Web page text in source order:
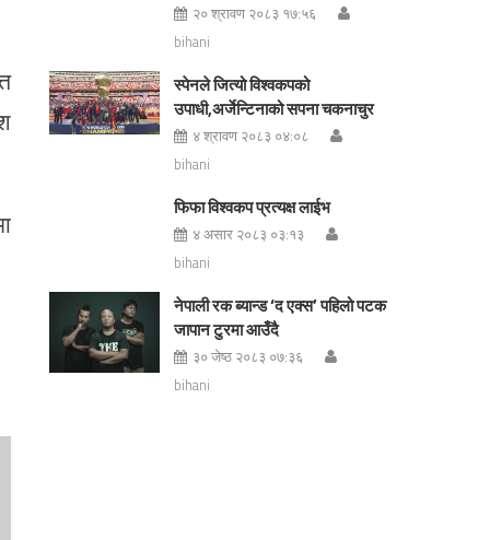
२० श्रावण २०८३ १७:५६
bihani
स्पेनले जित्यो विश्वकपको
उपाधी,अर्जेन्टिनाको सपना चकनाचुर
४ श्रावण २०८३ ०४:०८
bihani
फिफा विश्वकप प्रत्यक्ष लाईभ
४ असार २०८३ ०३:१३
bihani
नेपाली रक ब्यान्ड ‘द एक्स’ पहिलो पटक
जापान टुरमा आउँदै
३० जेष्ठ २०८३ ०७:३६
bihani